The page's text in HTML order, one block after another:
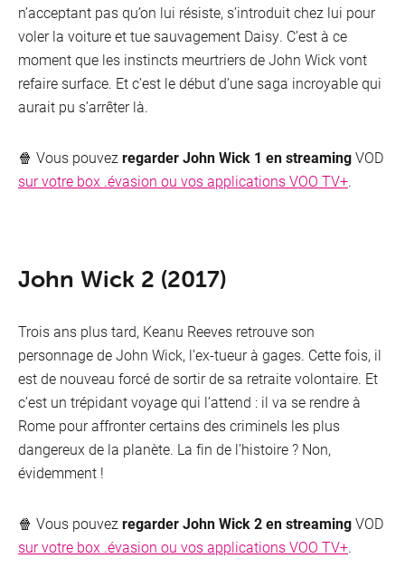
n’acceptant pas qu’on lui résiste, s’introduit chez lui pour
voler la voiture et tue sauvagement Daisy. C’est à ce
moment que les instincts meurtriers de John Wick vont
refaire surface. Et c’est le début d’une saga incroyable qui
aurait pu s’arrêter là.
🍿 Vous pouvezregarder John Wick 1 en streamingVOD
sur votre box .évasion ou vos applications VOO TV+.
John Wick 2 (2017)
Trois ans plus tard, Keanu Reeves retrouve son
personnage de John Wick, l’ex-tueur à gages. Cette fois, il
est de nouveau forcé de sortir de sa retraite volontaire. Et
c’est un trépidant voyage qui l’attend : il va se rendre à
Rome pour affronter certains des criminels les plus
dangereux de la planète. La fin de l’histoire ? Non,
évidemment !
🍿 Vous pouvezregarder John Wick 2 en streamingVOD
sur votre box .évasion ou vos applications VOO TV+.